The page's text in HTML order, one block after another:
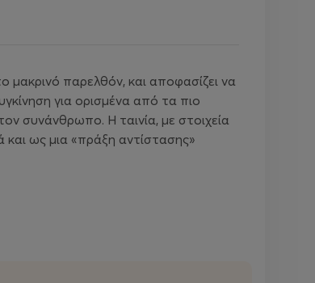
μακρινό παρελθόν, και αποφασίζει να
για ορισμένα από τα πιο
συνάνθρωπο. Η ταινία, με στοιχεία
και ως μια «πράξη αντίστασης»